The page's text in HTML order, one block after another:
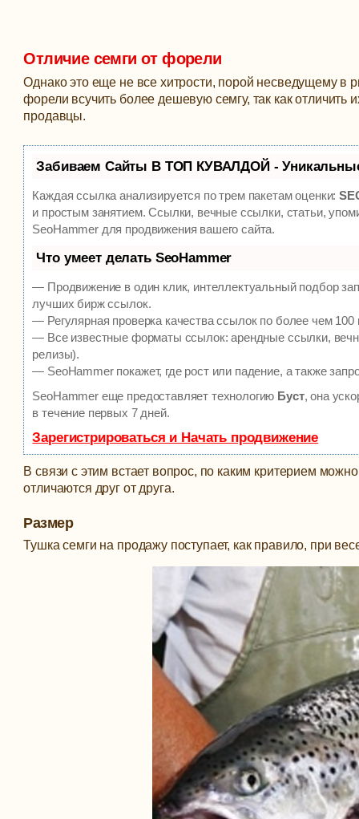
Отличие семги от форели
Однако это еще не все хитрости, порой несведущему в
форели всучить более дешевую семгу, так как отличить
продавцы.
Забиваем Сайты В ТОП КУВАЛДОЙ -
Каждая ссылка анализируется по трем пакетам оценки:
и простым занятием. Ссылки, вечные ссылки, статьи,
SeoHammer для продвижения вашего сайта.
Что умеет делать SeoHammer
— Продвижение в один клик, интеллектуальный подбор
лучших бирж ссылок.
— Регулярная проверка качества ссылок по более чем
— Все известные форматы ссылок: арендные ссылки,
релизы).
— SeoHammer покажет, где рост или падение, а также
SeoHammer еще предоставляет технологию Буст, она
в течение первых 7 дней.
Зарегистрироваться и Начать продвижение
В связи с этим встает вопрос, по каким критерием
отличаются друг от друга.
Размер
Тушка семги на продажу поступает, как правило, при